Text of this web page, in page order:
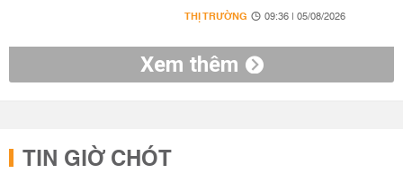
THỊ TRƯỜNG 09:36 | 05/08/2026
Xem thêm
TIN GIỜ CHÓT